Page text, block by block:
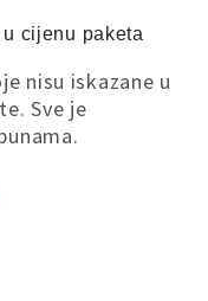
cijenu paketa
nisu iskazane u
Sve je